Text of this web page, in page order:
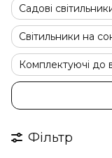
Садові
Світильники на
Комплектуючі до
Тротуарні
Фільтр